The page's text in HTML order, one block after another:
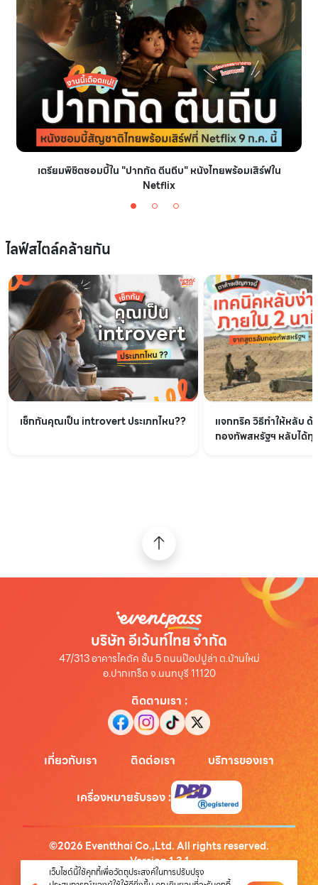
เตรียมพิชิตซอมบี้ใน "ปากกัด ตีนถีบ" หนังไทยพร้อมเสิร์ฟใน
Netflix
ไลฟ์สไตล์คล้ายกัน
เช็กกันคุณเป็น introvert ประเภทไหน??
แจกทริค วิธีทำให้หลับ
กองทัพสหรัฐฯ หลับได้ทุ
บริษัท อีเว้นท์ไทย จำกัด
47/313 อาคารไคตัค ชั้น 5 ถนนป๊อปปูล่า ต.บ้านใหม่
อ.ปากเกร็ด จ.นนทบุรี 11120
ติดตามเรา :
เกี่ยวกับเรา ติดต่อเรา บริการของเรา
เครื่องหมายรับรอง:
©2026 Eventthai Co.,Ltd. All rights reserved.
Version1.3.1
นโยบายความเป็นส่วนตัว
เว็บไซต์นี้ใช้คุกกี้เพื่อวัตถุประสงค์ในการปรับปรุง